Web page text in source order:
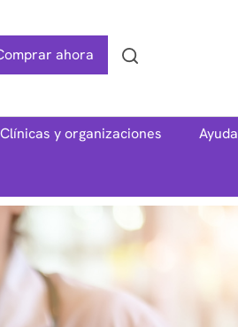
ahora
Clínicas y organizaciones
Ayuda